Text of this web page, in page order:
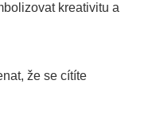
kreativitu a
že se cítíte